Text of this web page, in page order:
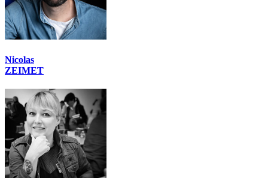
Nicolas
ZEIMET